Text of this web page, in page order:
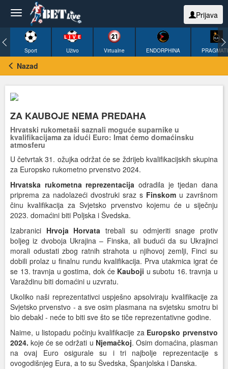
Prijava
Sport Uživo Virtualne ENDORPHINA
Nazad
ZA KAUBOJE NEMA PREDAHA
Hrvatski rukometaši saznali moguće suparnike u
kvalifikacijama za idući Euro: Imat ćemo domaćinsku
atmosferu
U četvrtak 31. ožujka održat će se ždrijeb kvalifikacijskih skupina
za Europsko rukometno prvenstvo 2024.
Hrvatska rukometna reprezentacija odradila je tjedan dana
priprema za nadolazeći dvostruki sraz s Finskom u završnom
činu kvalifikacija za Svjetsko prvenstvo kojemu će u siječnju
2023. domaćini biti Poljska i Švedska.
Izabranici Hrvoja Horvata trebali su odmjeriti snage protiv
boljeg iz dvoboja Ukrajina – Finska, ali budući da su Ukrajinci
morali odustati zbog ratnih strahota u njihovoj zemlji, Finci su
dobili prolaz u finalnu rundu kvalifikacija. Prva utakmica igrat će
se 13. travnja u gostima, dok će Kauboji u subotu 16. travnja u
Varaždinu biti domaćini u uzvratu.
Ukoliko naši reprezentativci uspješno apsolviraju kvalifikacije za
Svjetsko prvenstvo - a sve osim plasmana na svjetsku smotru bi
bio debakl - neće to biti sve što se tiče reprezentativne godine.
Naime, u listopadu počinju kvalifikacije za Europsko prvenstvo
2024. koje će se održati u Njemačkoj. Osim domaćina, plasman
na ovaj Euro osigurale su i tri najbolje reprezentacije s
ovogodišnjeg Eura, a to su Švedska, Španjolska i Danska.